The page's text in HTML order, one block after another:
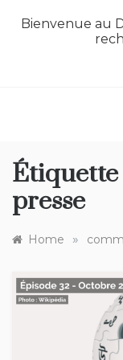
Bienvenue au
Étiquette
presse
Home »